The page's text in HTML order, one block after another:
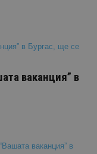
ваканция” в